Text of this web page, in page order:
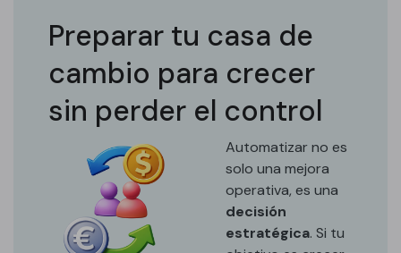
Preparar tu casa de
cambio para crecer
sin perder el control
Automatizar no es
solo una mejora
operativa, es una
decisión
estratégica. Si tu